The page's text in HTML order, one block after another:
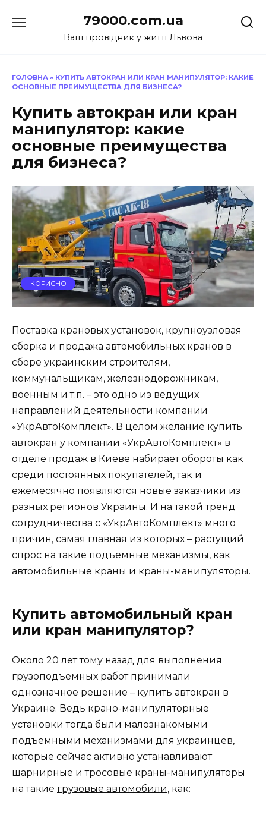
до
79000.com.ua
Ваш провідник у житті Львова
ГОЛОВНА » КУПИТЬ АВТОКРАН ИЛИ КРАН МАНИПУЛЯТОР: КАКИЕ
ОСНОВНЫЕ ПРЕИМУЩЕСТВА ДЛЯ БИЗНЕСА?
Купить автокран или кран
манипулятор: какие
основные преимущества
для бизнеса?
КОРИСНО
Поставка крановых установок, крупноузловая
сборка и продажа автомобильных кранов в
сборе украинским строителям,
коммунальщикам, железнодорожникам,
военным и т.п. – это одно из ведущих
направлений деятельности компании
«УкрАвтоКомплект». В целом желание купить
автокран у компании «УкрАвтоКомплект» в
отделе продаж в Киеве набирает обороты как
среди постоянных покупателей, так и
ежемесячно появляются новые заказчики из
разных регионов Украины. И на такой тренд
сотрудничества с «УкрАвтоКомплект» много
причин, самая главная из которых – растущий
спрос на такие подъемные механизмы, как
автомобильные краны и краны-манипуляторы.
Купить автомобильный кран
или кран манипулятор?
Около 20 лет тому назад для выполнения
грузоподъемных работ принимали
однозначное решение – купить автокран в
Украине. Ведь крано-манипуляторные
установки тогда были малознакомыми
подъемными механизмами для украинцев,
которые сейчас активно устанавливают
шарнирные и тросовые краны-манипуляторы
на такие грузовые автомобили, как: